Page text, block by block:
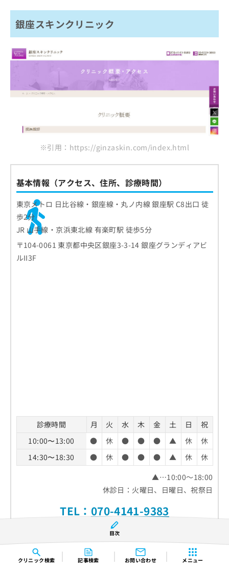
クリニック検索 記事検索 お問い合わせ メニュー
銀座スキンクリニック
※引用：https://ginzaskin.com/index.html
基本情報（アクセス、住所、診療時間）
東京メトロ 日比谷線・銀座線・丸ノ内線 銀座駅 C8出口 徒
歩2分
JR 山手線・京浜東北線 有楽町駅 徒歩5分
〒104-0061 東京都中央区銀座3-3-14 銀座グランディアビ
ルII3F
診療時間 月 火 水 木 金 土 日
祝
10:00〜13:00
● 休 ● ● ● ▲ 休
休
14:30〜18:30
● 休 ● ● ● ▲ 休
休
▲…10:00～18:00
休診日：火曜日、日曜日、祝祭日
TEL： 070-4141-9383
ホームページ
クチコミを見る
目次